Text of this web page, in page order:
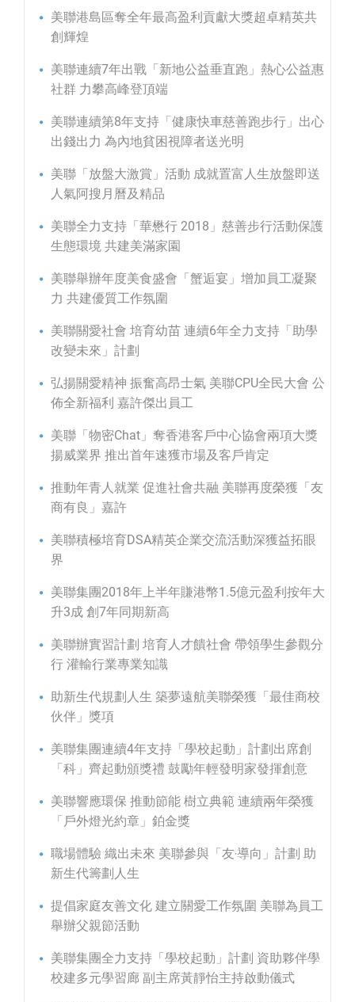
美聯港島區奪全年最高盈利貢獻大獎超卓精英共
創輝煌
美聯連續7年出戰「新地公益垂直跑」熱心公益惠
社群 力攀高峰登頂端
美聯連續第8年支持「健康快車慈善跑步行」出心
出錢出力 為內地貧困視障者送光明
美聯「放盤大激賞」活動 成就置富人生放盤即送
人氣阿搜月曆及精品
美聯全力支持「華懋行 2018」慈善步行活動保護
生態環境 共建美滿家園
美聯舉辦年度美食盛會「蟹逅宴」增加員工凝聚
力 共建優質工作氛圍
美聯關愛社會 培育幼苗 連續6年全力支持「助學
改變未來」計劃
弘揚關愛精神 振奮高昂士氣 美聯CPU全民大會 公
佈全新福利 嘉許傑出員工
美聯「物密Chat」奪香港客戶中心協會兩項大獎
揚威業界 推出首年速獲市場及客戶肯定
推動年青人就業 促進社會共融 美聯再度榮獲「友
商有良」嘉許
美聯積極培育DSA精英企業交流活動深獲益拓眼
界
美聯集團2018年上半年賺港幣1.5億元盈利按年大
升3成 創7年同期新高
美聯辦實習計劃 培育人才饋社會 帶領學生參觀分
行 灌輸行業專業知識
助新生代規劃人生 築夢遠航美聯榮獲「最佳商校
伙伴」獎項
美聯集團連續4年支持「學校起動」計劃出席創
「科」齊起動頒獎禮 鼓勵年輕發明家發揮創意
美聯響應環保 推動節能 樹立典範 連續兩年榮獲
「戶外燈光約章」鉑金獎
職場體驗 織出未來 美聯參與「友‧導向」計劃 助
新生代籌劃人生
提倡家庭友善文化 建立關愛工作氛圍 美聯為員工
舉辦父親節活動
美聯集團全力支持「學校起動」計劃 資助夥伴學
校建多元學習廊 副主席黃靜怡主持啟動儀式